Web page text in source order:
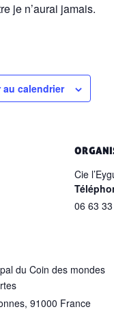
je n’aurai jamais.
au calendrier
du Coin des mondes
, 91000 France
Cie
06 63